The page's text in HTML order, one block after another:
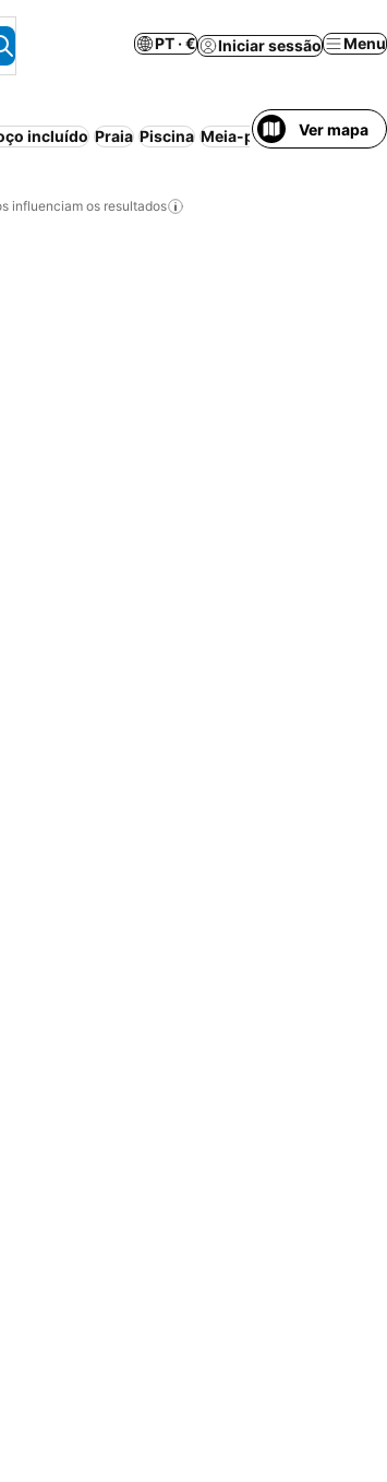
PT · € Iniciar sessão Menu
incluído Praia Piscina Meia-pensão Ver mapa
influenciam os resultados
aos favoritos
aos favoritos
aos favoritos
aos favoritos